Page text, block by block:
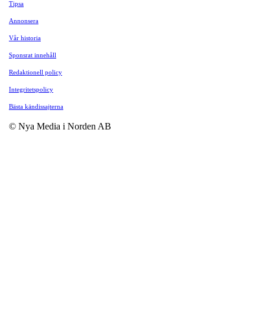
Tipsa
Annonsera
Vår historia
Sponsrat innehåll
Redaktionell policy
Integritetspolicy
Bästa kändissajterna
© Nya Media i Norden AB